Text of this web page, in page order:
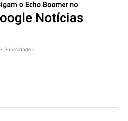
- Publicidade -